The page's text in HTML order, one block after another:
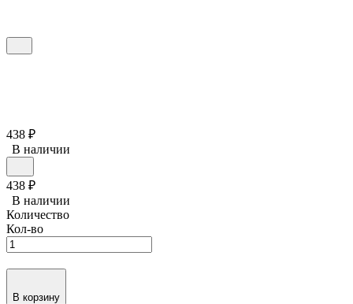
438 ₽
В наличии
438 ₽
В наличии
Количество
Кол-во
В корзину